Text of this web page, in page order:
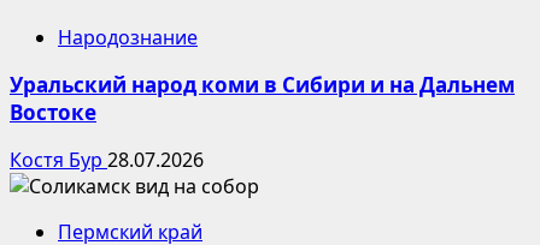
Народознание
Уральский народ коми в Сибири и на Дальнем
Востоке
Костя Бур 28.07.2026
Пермский край